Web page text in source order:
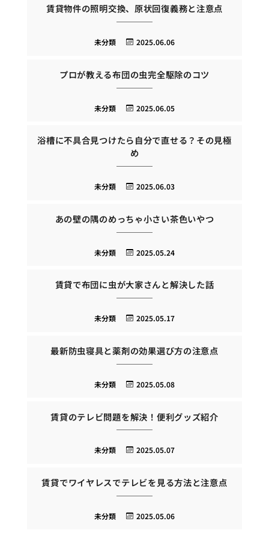
賃貸物件の照明交換、原状回復義務と注意点
2025.06.06
未分類
プロが教える布団の虫完全駆除のコツ
2025.06.05
未分類
浴槽に不具合見つけたら自分で直せる？その見極
め
2025.06.03
未分類
あの壁の隅のめっちゃ小さい茶色いやつ
2025.05.24
未分類
賃貸で布団に虫が大家さんと解決した話
2025.05.17
未分類
最新防虫寝具と薬剤の効果選び方の注意点
2025.05.08
未分類
賃貸のテレビ問題を解決！便利グッズ紹介
2025.05.07
未分類
賃貸でワイヤレスでテレビを見る方法と注意点
2025.05.06
未分類